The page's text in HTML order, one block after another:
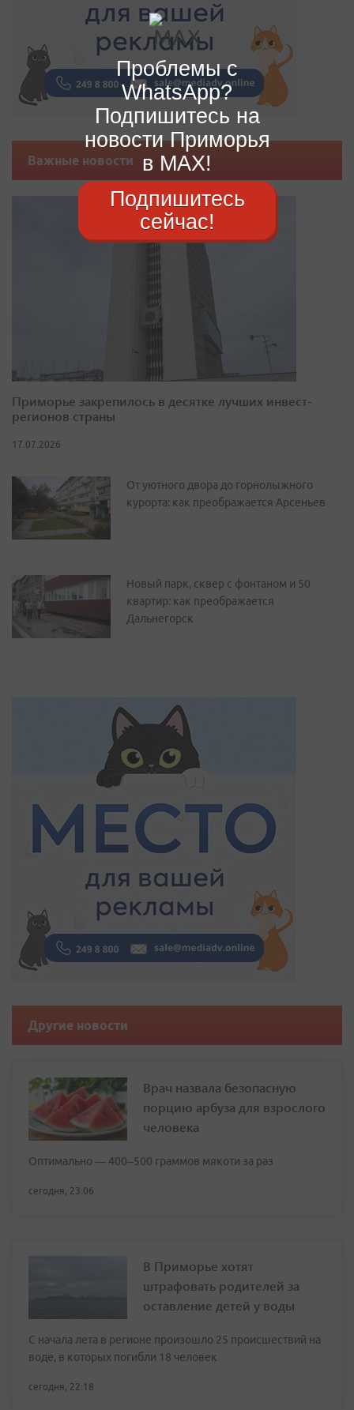
Важные новости
Приморье закрепилось в десятке лучших инвест-
регионов страны
17.07.2026
От уютного двора до горнолыжного
курорта: как преображается Арсеньев
Новый парк, сквер с фонтаном и 50
квартир: как преображается
Дальнегорск
Другие новости
Врач назвала безопасную
порцию арбуза для взрослого
человека
Оптимально — 400–500 граммов мякоти за раз
сегодня, 23:06
В Приморье хотят
штрафовать родителей за
оставление детей у воды
С начала лета в регионе произошло 25 происшествий на
воде, в которых погибли 18 человек
сегодня, 22:18
Проблемы с
WhatsApp?
Подпишитесь на
новости Приморья
в MAX!
Подпишитесь
сейчас!